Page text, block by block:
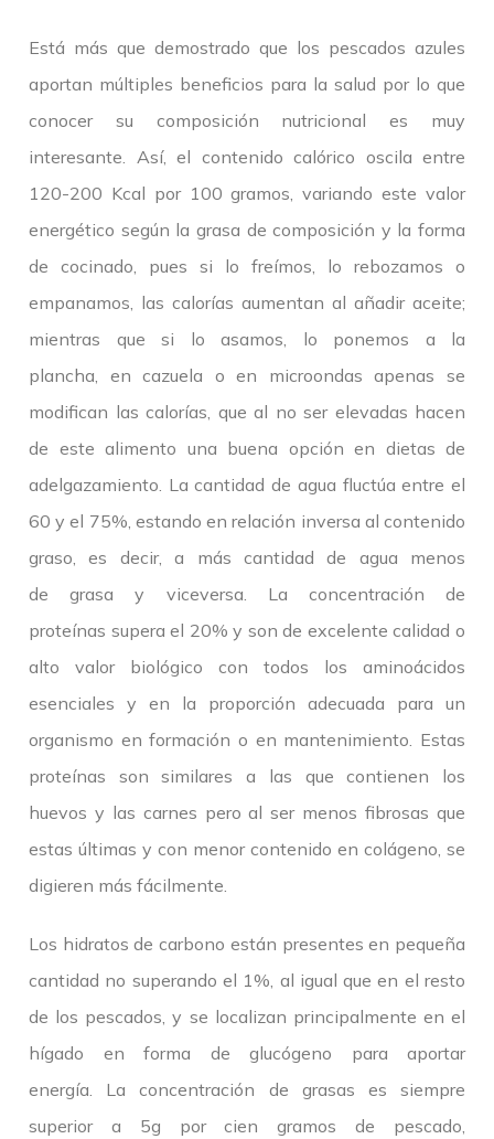
Está más que demostrado que los pescados azules
aportan múltiples beneficios para la salud por lo que
conocer su composición nutricional es muy
interesante. Así, el contenido calórico oscila entre
120-200 Kcal por 100 gramos, variando este valor
energético según la grasa de composición y la forma
de cocinado, pues si lo freímos, lo rebozamos o
empanamos, las calorías aumentan al añadir aceite;
mientras que si lo asamos, lo ponemos a la
plancha, en cazuela o en microondas apenas se
modifican las calorías, que al no ser elevadas hacen
de este alimento una buena opción en dietas de
adelgazamiento. La cantidad de agua fluctúa entre el
60 y el 75%, estando en relación inversa al contenido
graso, es decir, a más cantidad de agua menos
de grasa y viceversa. La concentración de
proteínas supera el 20% y son de excelente calidad o
alto valor biológico con todos los aminoácidos
esenciales y en la proporción adecuada para un
organismo en formación o en mantenimiento. Estas
proteínas son similares a las que contienen los
huevos y las carnes pero al ser menos fibrosas que
estas últimas y con menor contenido en colágeno, se
digieren más fácilmente.
Los hidratos de carbono están presentes en pequeña
cantidad no superando el 1%, al igual que en el resto
de los pescados, y se localizan principalmente en el
hígado en forma de glucógeno para aportar
energía. La concentración de grasas es siempre
superior a 5g por cien gramos de pescado,